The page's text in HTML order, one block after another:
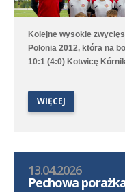
Kolejne wysokie
Polonia 2012, która na
10:1 (4:0) Kotwicę
2. lidze okręgowej C2,
WIĘCEJ
13.04.2026
Pechowa